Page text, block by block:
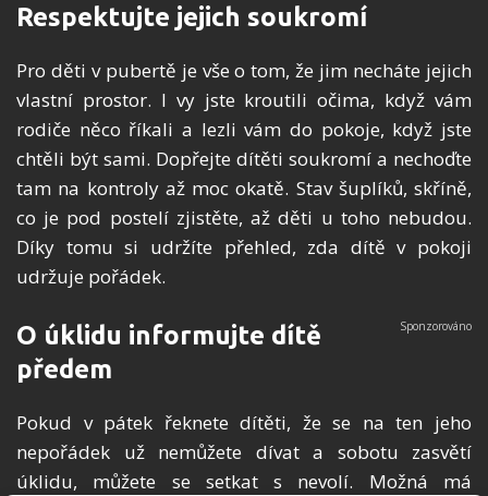
Respektujte jejich soukromí
Pro děti v pubertě je vše o tom, že jim necháte jejich
vlastní prostor. I vy jste kroutili očima, když vám
rodiče něco říkali a lezli vám do pokoje, když jste
chtěli být sami. Dopřejte dítěti soukromí a nechoďte
tam na kontroly až moc okatě. Stav šuplíků, skříně,
co je pod postelí zjistěte, až děti u toho nebudou.
Díky tomu si udržíte přehled, zda dítě v pokoji
udržuje pořádek.
O úklidu informujte dítě
předem
Pokud v pátek řeknete dítěti, že se na ten jeho
nepořádek už nemůžete dívat a sobotu zasvětí
úklidu, můžete se setkat s nevolí. Možná má